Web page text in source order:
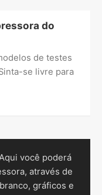
do
de testes
se livre para
você poderá
através de
gráficos e